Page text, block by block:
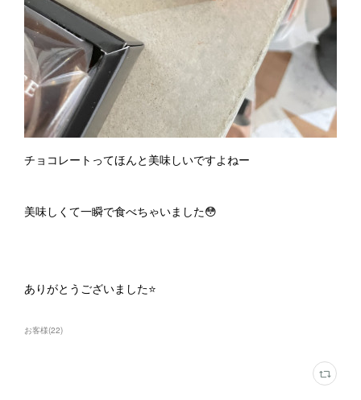
チョコレートってほんと美味しいですよねー
美味しくて一瞬で食べちゃいました😳
ありがとうございました⭐️
お客様(22)